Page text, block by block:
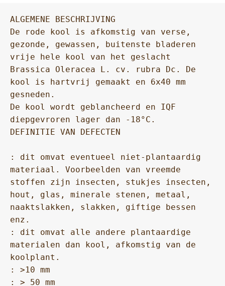
ALGEMENE BESCHRIJVING
De rode kool is afkomstig van verse,
gezonde, gewassen, buitenste bladeren
vrije hele kool van het geslacht
Brassica Oleracea L. cv. rubra Dc. De
kool is hartvrij gemaakt en 6x40 mm
gesneden.
De kool wordt geblancheerd en IQF
diepgevroren lager dan -18°C.
DEFINITIE VAN DEFECTEN
: dit omvat eventueel niet-plantaardig
materiaal. Voorbeelden van vreemde
stoffen zijn insecten, stukjes insecten,
hout, glas, minerale stenen, metaal,
naaktslakken, slakken, giftige bessen
enz.
: dit omvat alle andere plantaardige
materialen dan kool, afkomstig van de
koolplant.
: >10 mm
: > 50 mm